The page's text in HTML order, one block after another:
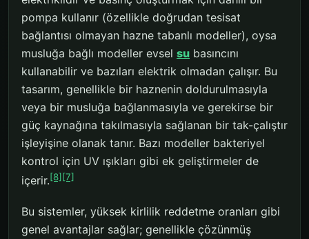
pompa kullanır (özellikle doğrudan tesisat
bağlantısı olmayan hazne tabanlı modeller), oysa
musluğa bağlı modeller evsel su basıncını
kullanabilir ve bazıları elektrik olmadan çalışır. Bu
tasarım, genellikle bir haznenin doldurulmasıyla
veya bir musluğa bağlanmasıyla ve gerekirse bir
güç kaynağına takılmasıyla sağlanan bir tak-çalıştır
işleyişine olanak tanır. Bazı modeller bakteriyel
kontrol için UV ışıkları gibi ek geliştirmeler de
içerir.[8] [7]
Bu sistemler, yüksek kirlilik reddetme oranları gibi
genel avantajlar sağlar; genellikle çözünmüş